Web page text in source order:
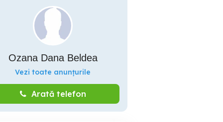
Ozana Dana Beldea
Vezi toate anunțurile
Arată telefon